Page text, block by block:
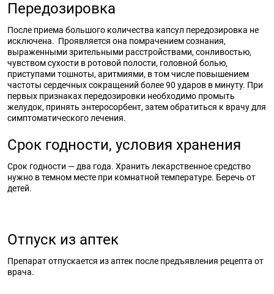
Передозировка
После приема большого количества капсул передозировка не
исключена. Проявляется она помрачением сознания,
выраженными зрительными расстройствами, сонливостью,
чувством сухости в ротовой полости, головной болью,
приступами тошноты, аритмиями, в том числе повышением
частоты сердечных сокращений более 90 ударов в минуту. При
первых признаках передозировки необходимо промыть
желудок, принять энтеросорбент, затем обратиться к врачу для
симптоматического лечения.
Срок годности, условия хранения
Срок годности — два года. Хранить лекарственное средство
нужно в темном месте при комнатной температуре. Беречь от
детей.
Отпуск из аптек
Препарат отпускается из аптек после предъявления рецепта от
врача.